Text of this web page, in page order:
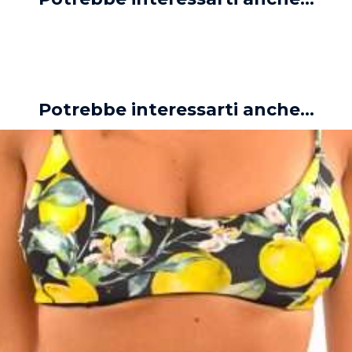
Potrebbe interessarti anche...